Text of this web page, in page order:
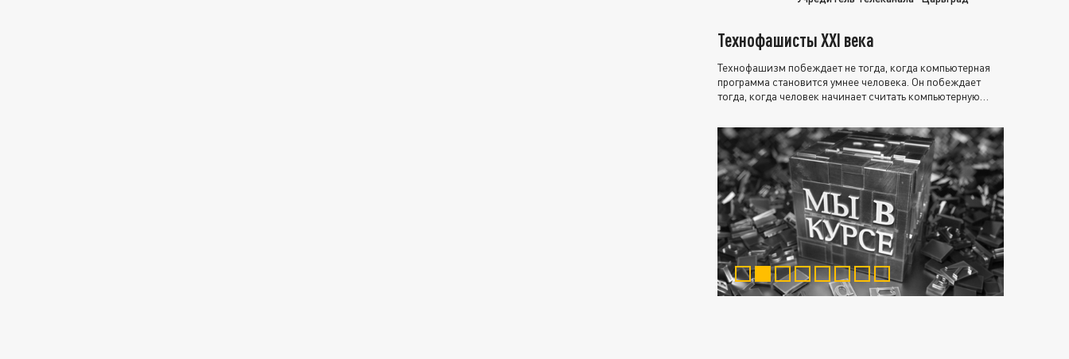
Технофашисты XXI века
Технофашизм побеждает не тогда, когда компьютерная
программа становится умнее человека. Он побеждает
тогда, когда человек начинает считать компьютерную